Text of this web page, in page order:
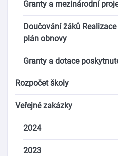
Granty a mezinárodní
Doučování žáků
plán obnovy
Granty a dotace
Rozpočet školy
Veřejné zakázky
2024
2023